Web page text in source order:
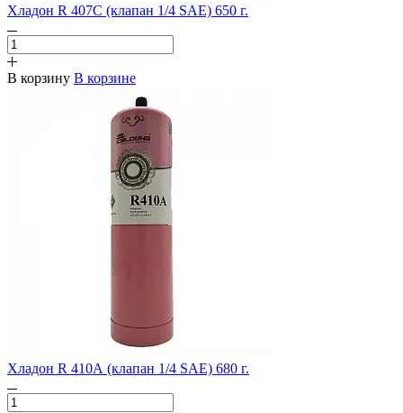
Хладон R 407С (клапан 1/4 SAE) 650 г.
В корзину В корзине
Хладон R 410А (клапан 1/4 SAE) 680 г.